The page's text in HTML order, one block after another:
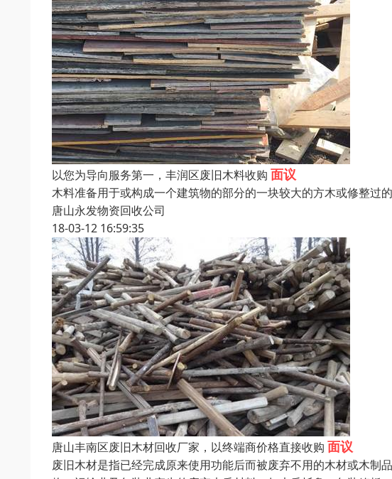
以您为导向服务第一，丰润区废旧木料收购 面议
木料准备用于或构成一个建筑物的部分的一块较大的方木或修整过
唐山永发物资回收公司
18-03-12 16:59:35
唐山丰南区废旧木材回收厂家，以终端商价格直接收购 面议
废旧木材是指已经完成原来使用功能后而被废弃不用的木材或木